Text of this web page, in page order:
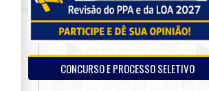
CONCURSO E PROCESSO SELETIVO